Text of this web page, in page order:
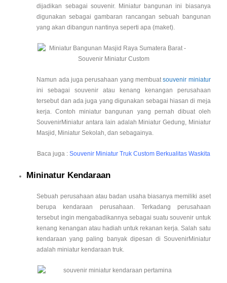
dijadikan sebagai souvenir. Miniatur bangunan ini biasanya
digunakan sebagai gambaran rancangan sebuah bangunan
yang akan dibangun nantinya seperti apa (maket).
Namun ada juga perusahaan yang membuatsouvenir miniatur
ini sebagai souvenir atau kenang kenangan perusahaan
tersebut dan ada juga yang digunakan sebagai hiasan di meja
kerja. Contoh miniatur bangunan yang pernah dibuat oleh
SouvenirMiniatur antara lain adalah Miniatur Gedung, Miniatur
Masjid, Miniatur Sekolah, dan sebagainya.
Baca juga : Souvenir Miniatur Truk Custom Berkualitas Waskita
Mininatur Kendaraan
Sebuah perusahaan atau badan usaha biasanya memiliki aset
berupa kendaraan perusahaan. Terkadang perusahaan
tersebut ingin mengabadikannya sebagai suatu souvenir untuk
kenang kenangan atau hadiah untuk rekanan kerja. Salah satu
kendaraan yang paling banyak dipesan di SouvenirMiniatur
adalah miniatur kendaraan truk.